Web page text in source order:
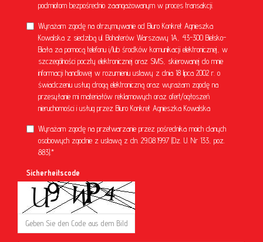
podmiotom bezpośrednio zaangażowanym w proces transakcji.
Wyrażam zgodę na otrzymywanie od Biuro Konkret Agnieszka
Kowalska z siedzibą ul. Bohaterów Warszawy 1A, 43-300 Bielsko-
Biała za pomocą telefonu i/lub środków komunikacji elektronicznej, w
szczególności poczty elektronicznej oraz SMS, skierowanej do mnie
informacji handlowej w rozumieniu ustawy z dnia 18 lipca 2002 r. o
świadczeniu usług drogą elektroniczną oraz wyrażam zgodę na
przesyłanie mi materiałów reklamowych oraz ofert/ogłoszeń
nieruchomości i usług przez Biuro Konkret Agnieszka Kowalska
Wyrażam zgodę na przetwarzanie przez pośrednika moich danych
osobowych zgodnie z ustawą z dn. 29.08.1997 (Dz. U. Nr 133, poz.
883).*
Sicherheitscode